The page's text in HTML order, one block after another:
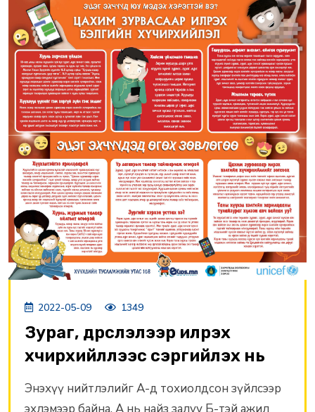
2022-05-09 1349
Зураг, дүрслэлээр илрэх
хүчирхийллээс сэргийлэх нь
Энэхүү нийтлэлийг А-д тохиолдсон зүйлсээр